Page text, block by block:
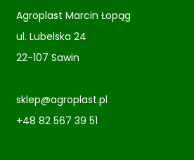
Agroplast Marcin Łopąg
ul. Lubelska 24
22-107 Sawin
sklep@agroplast.pl
+48 82 567 39 51